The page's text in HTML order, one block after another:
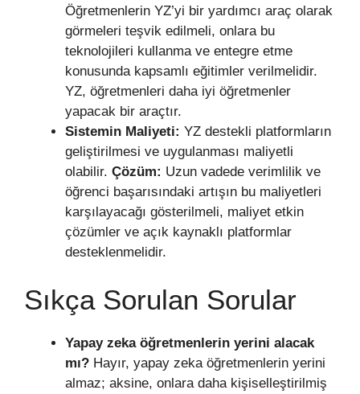
Öğretmenlerin YZ’yi bir yardımcı araç olarak
görmeleri teşvik edilmeli, onlara bu
teknolojileri kullanma ve entegre etme
konusunda kapsamlı eğitimler verilmelidir.
YZ, öğretmenleri daha iyi öğretmenler
yapacak bir araçtır.
Sistemin Maliyeti: YZ destekli platformların
geliştirilmesi ve uygulanması maliyetli
olabilir. Çözüm: Uzun vadede verimlilik ve
öğrenci başarısındaki artışın bu maliyetleri
karşılayacağı gösterilmeli, maliyet etkin
çözümler ve açık kaynaklı platformlar
desteklenmelidir.
Sıkça Sorulan Sorular
Yapay zeka öğretmenlerin yerini alacak
mı? Hayır, yapay zeka öğretmenlerin yerini
almaz; aksine, onlara daha kişiselleştirilmiş